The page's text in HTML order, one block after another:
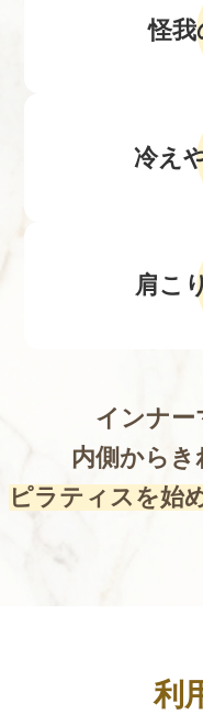
怪我
冷え
肩こ
インナー
内側から
ピラティスを始
利